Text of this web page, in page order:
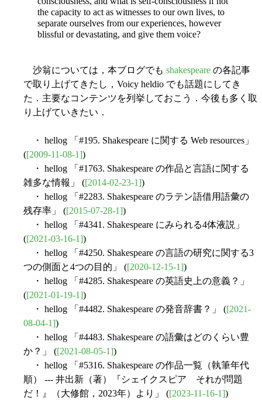
the capacity to act as witnesses to our own lives, to
separate ourselves from our experiences, however
blissful or devastating, and give them voice?
沙翁については，本ブログでも shakespeare の各記事
で取り上げてきたし，Voicy heldio でも話題にしてき
た．主要なコンテンツを列挙しておこう．今後も多く取
り上げていきたい．
・ hellog 「#195. Shakespeare に関する Web resources」
([2009-11-08-1])
・ hellog 「#1763. Shakespeare の作品と言語に関する
雑多な情報」 ([2014-02-23-1])
・ hellog 「#2283. Shakespeare のラテン語借用語彙の
残存率」 ([2015-07-28-1])
・ hellog 「#4341. Shakespeare にみられる4体液説」
([2021-03-16-1])
・ hellog 「#4250. Shakespeare の言語の研究に関する3
つの側面と4つの目的」 ([2020-12-15-1])
・ hellog 「#4285. Shakespeare の英語史上の意義？」
([2021-01-19-1])
・ hellog 「#4482. Shakespeare の発音辞書？」 ([2021-
08-04-1])
・ hellog 「#4483. Shakespeare の語彙はどのくらい豊
か？」 ([2021-08-05-1])
・ hellog 「#5316. Shakespeare の作品一覧（執筆年代
順） --- 井出新（著）『シェイクスピア それが問題
だ！』（大修館，2023年）より」 ([2023-11-16-1])